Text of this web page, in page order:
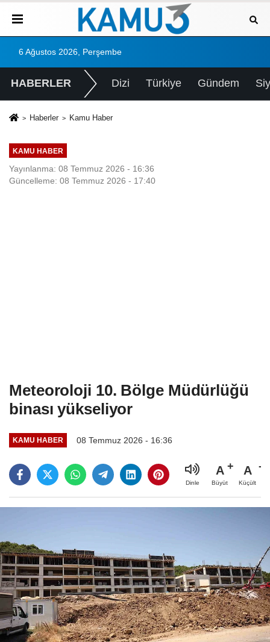
6 Ağustos 2026, Perşembe
HABERLER Dizi Türkiye Gündem
Haberler Kamu Haber
KAMU HABER
Yayınlanma: 08 Temmuz 2026 - 16:36
Güncelleme: 08 Temmuz 2026 - 17:40
Meteoroloji 10. Bölge Müdürlüğü
binası yükseliyor
KAMU HABER 08 Temmuz 2026 - 16:36
Dinle
A
Büyüt
A
Küçült